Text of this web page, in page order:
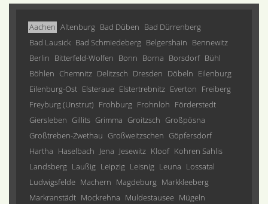
Aachen Altenburg Bad Düben Bad Dürrenberg
Bad Lausick Bad Schmiedeberg Belgershain Bennewitz
Berlin Bitterfeld-Wolfen Bonn Borna Borsdorf Bühl
Böhlen Chemnitz Delitzsch Dresden Döbeln Eilenburg
Eilenburg-Ost Elsteraue Elstertrebnitz Everton Freiberg
Freyburg (Unstrut) Frohburg Frohnloh Förderstedt
Giersleben Gillits Grimma Groitzsch Großpösna
Großtreben-Zwethau Großweitzschen Göpfersdorf
Hartha Haselbach Jena Jesewitz Kloof Kohren Sahlis
Landsberg Laußig Leipzig Leisnig Leuna Lossatal
Ludwigsfelde Machern Magdeburg Markkleeberg
Markranstädt Mockrehna Muldestausee Mügeln